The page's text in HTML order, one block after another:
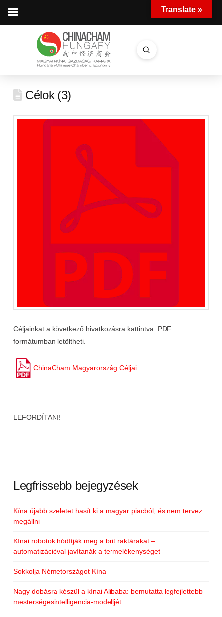
Search
Submit
Célok (3)
Céljainkat a következő hivatkozásra kattintva .PDF
formátumban letöltheti.
ChinaCham Magyarország Céljai
LEFORDÍTANI!
Legfrissebb bejegyzések
Kína újabb szeletet hasít ki a magyar piacból, és nem tervez
megállni
Kínai robotok hódítják meg a brit raktárakat –
automatizációval javítanák a termelékenységet
Sokkolja Németországot Kína
Nagy dobásra készül a kínai Alibaba: bemutatta legfejlettebb
mesterségesintelligencia-modelljét
Translate »